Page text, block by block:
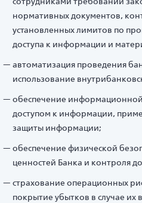
нормативных документов,
установленных лимитов по
доступа к информации и
автоматизация проведения
использование
обеспечение
доступом к информации,
защиты информации;
обеспечение физической
ценностей Банка и контроля
страхование операционных
покрытие убытков в случае их